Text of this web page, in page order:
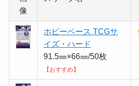
像
ホビーベース TCGサ
イズ・ハード
91.5㎜×66㎜/50枚
【おすすめ】